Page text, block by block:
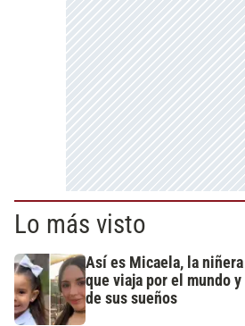
Lo más visto
Así es Micaela, la
que viaja por el mundo
de sus sueños